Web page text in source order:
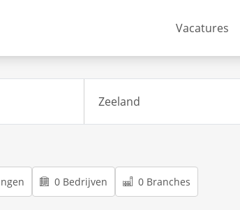
Vacatures
0 Bedrijven 0 Branches